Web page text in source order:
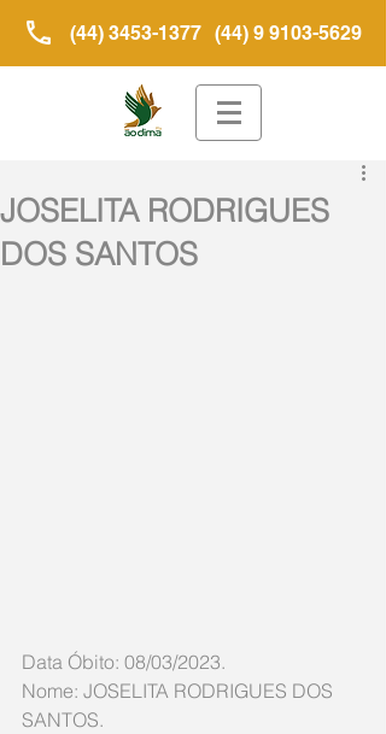
(44) 3453-1377 (44) 9 9103-5629
JOSELITA RODRIGUES
DOS SANTOS
Data Óbito: 08/03/2023.
Nome: JOSELITA RODRIGUES DOS
SANTOS.